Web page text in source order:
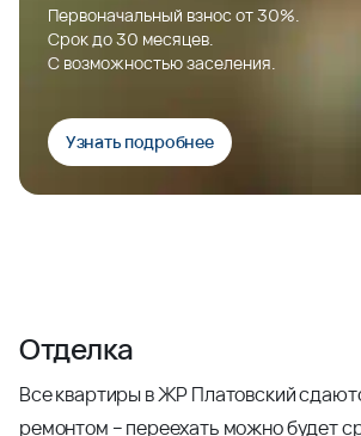
Первоначальный взнос от 30%.
Срок до 30 месяцев.
С возможностью заселения.
Узнать подробнее
Отделка
Все квартиры в ЖР Платовский
ремонтом – переехать можно будет